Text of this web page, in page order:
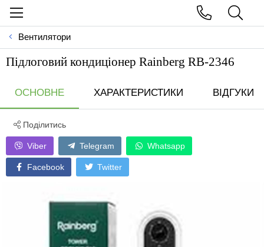
Вентилятори
Пiдлоговий кондицiонер Rainberg RB-2346
ОСНОВНЕ ХАРАКТЕРИСТИКИ ВІДГУКИ
Поділитись
Viber Telegram Whatsapp
Facebook Twitter